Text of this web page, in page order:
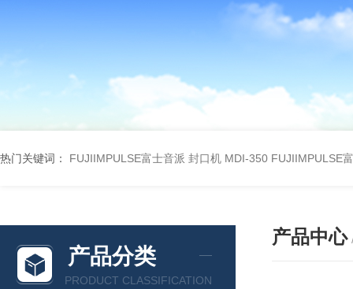
热门关键词： FUJIIMPULSE富士音派 封口机 MDI-350 FUJIIMPULSE
产品分类
PRODUCT CLASSIFICATION
产品中心